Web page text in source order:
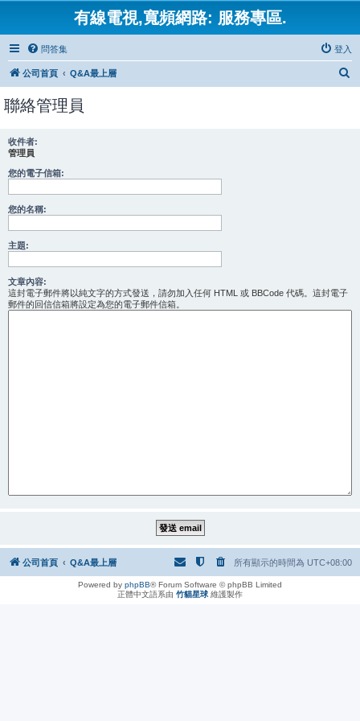
有線電視,寬頻網路: 服務專區.
問答集 登入
公司首頁 Q&A最上層
聯絡管理員
收件者:
管理員
您的電子信箱:
您的名稱:
主題:
文章內容:
這封電子郵件將以純文字的方式發送，請勿加入任何 HTML 或 BBCode 代碼。這封電子
郵件的回信信箱將設定為您的電子郵件信箱。
公司首頁 Q&A最上層 所有顯示的時間為 UTC+08:00
Powered by phpBB® Forum Software © phpBB Limited
正體中文語系由 竹貓星球 維護製作